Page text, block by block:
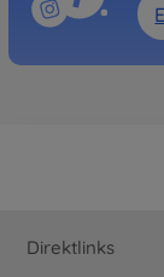
Direktlinks